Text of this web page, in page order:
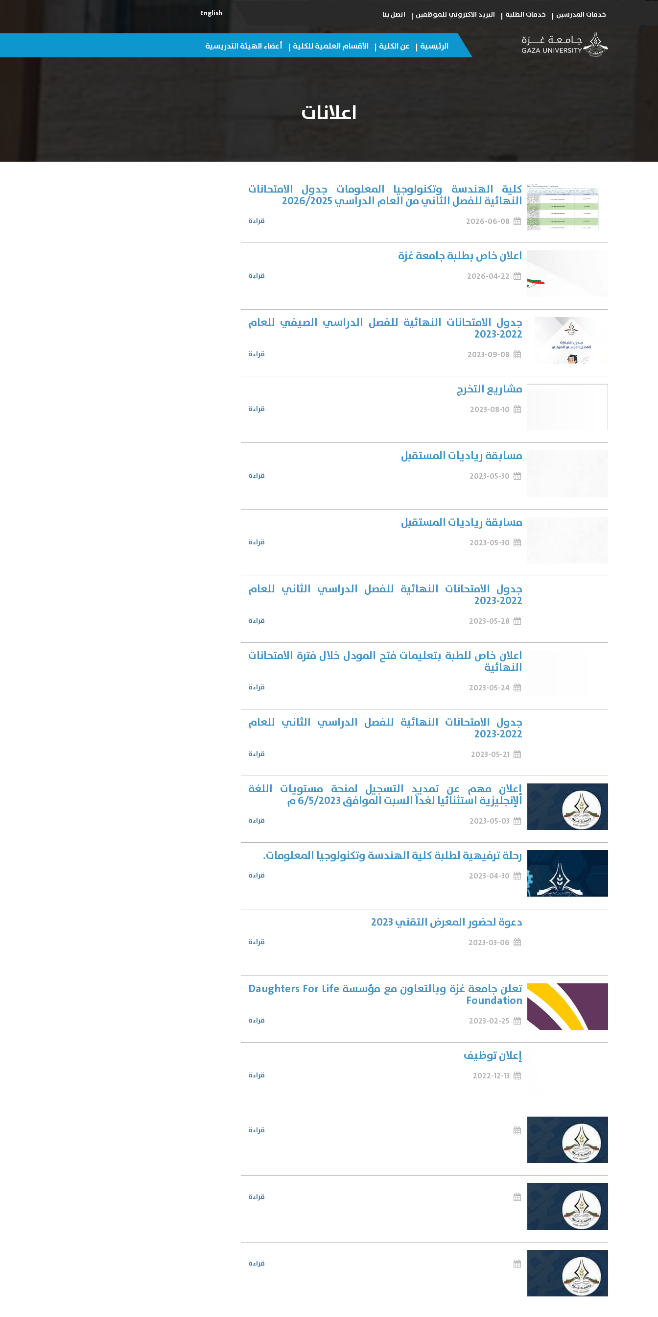
خدمات المدرسين خدمات الطلبة البريد الاكتروني للموظفين اتصل بنا English
الرئيسية عن الكلية الأقسام العلمية للكلية أعضاء الهيئة التدريسية
اعلانات
كلية الهندسة وتكنولوجيا المعلومات جدول الامتحانات
النهائية للفصل الثاني من العام الدراسي 2026/2025
2026-06-08 قراءة
اعلان خاص بطلبة جامعة غزة
2026-04-22 قراءة
جدول الامتحانات النهائية للفصل الدراسي الصيفي للعام
2022-2023
2023-09-08 قراءة
مشاريع التخرج
2023-08-10 قراءة
مسابقة رياديات المستقبل
2023-05-30 قراءة
مسابقة رياديات المستقبل
2023-05-30 قراءة
جدول الامتحانات النهائية للفصل الدراسي الثاني للعام
2022-2023
2023-05-28 قراءة
اعلان خاص للطبة بتعليمات فتح المودل خلال فترة الامتحانات
النهائية
2023-05-24 قراءة
جدول الامتحانات النهائية للفصل الدراسي الثاني للعام
2022-2023
2023-05-21 قراءة
إعلان مهم عن تمديد التسجيل لمنحة مستويات اللغة
الإنجليزية استثنائيا لغداً السبت الموافق 6/5/2023 م
2023-05-03 قراءة
رحلة ترفيهية لطلبة كلية الهندسة وتكنولوجيا المعلومات.
2023-04-30 قراءة
دعوة لحضور المعرض التقني 2023
2023-03-06 قراءة
تعلن جامعة غزة وبالتعاون مع مؤسسة Daughters For Life
Foundation
2023-02-25 قراءة
إعلان توظيف
2022-12-13 قراءة
قراءة
قراءة
قراءة